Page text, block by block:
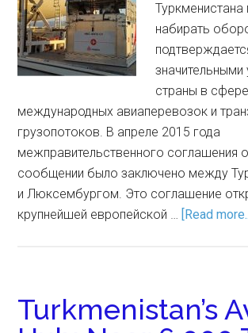
набирать
значительными
страны в сфере
международных авиаперевозок и
грузопотоков. В апреле 2015 года
межправительственного соглашения
сообщении было заключено между
и Люксембургом. Это соглашение
крупнейшей европейской … [Read
Turkmenistan’s